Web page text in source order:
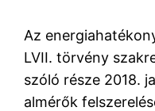
Az
LVII. törvény
szóló része 2018.
almérők